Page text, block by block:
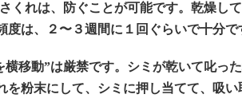
くれは、防ぐことが可能です。乾燥し
は、２〜３週間に１回ぐらいで十分で
移動”は厳禁です。シミが乾いて叱っ
粉末にして、シミに押し当てて、吸